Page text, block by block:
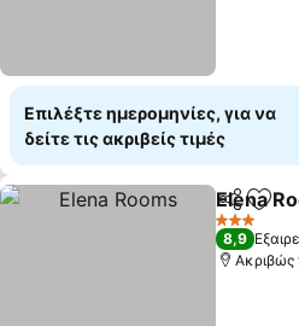
Επιλέξτε ημερομηνίες, για να
δείτε τις ακριβείς τιμές
Elena
3 Αστέρια
8,9